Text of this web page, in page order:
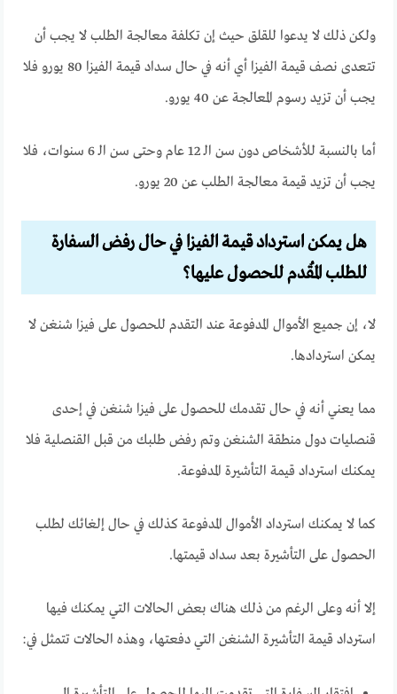
ولكن ذلك لا يدعوا للقلق حيث إن تكلفة معالجة الطلب لا يجب أن
تتعدى نصف قيمة الفيزا أي أنه في حال سداد قيمة الفيزا 80 يورو فلا
يجب أن تزيد رسوم المعالجة عن 40 يورو.
أما بالنسبة للأشخاص دون سن الـ 12 عام وحتى سن الـ 6 سنوات، فلا
يجب أن تزيد قيمة معالجة الطلب عن 20 يورو.
هل يمكن استرداد قيمة الفيزا في حال رفض السفارة
للطلب المُقدم للحصول عليها؟
لا، إن جميع الأموال المدفوعة عند التقدم للحصول على فيزا شنغن لا
يمكن استردادها.
مما يعني أنه في حال تقدمك للحصول على فيزا شنغن في إحدى
قنصليات دول منطقة الشنغن وتم رفض طلبك من قبل القنصلية فلا
يمكنك استرداد قيمة التأشيرة المدفوعة.
كما لا يمكنك استرداد الأموال المدفوعة كذلك في حال إلغائك لطلب
الحصول على التأشيرة بعد سداد قيمتها.
إلا أنه وعلى الرغم من ذلك هناك بعض الحالات التي يمكنك فيها
استرداد قيمة التأشيرة الشنغن التي دفعتها، وهذه الحالات تتمثل في: